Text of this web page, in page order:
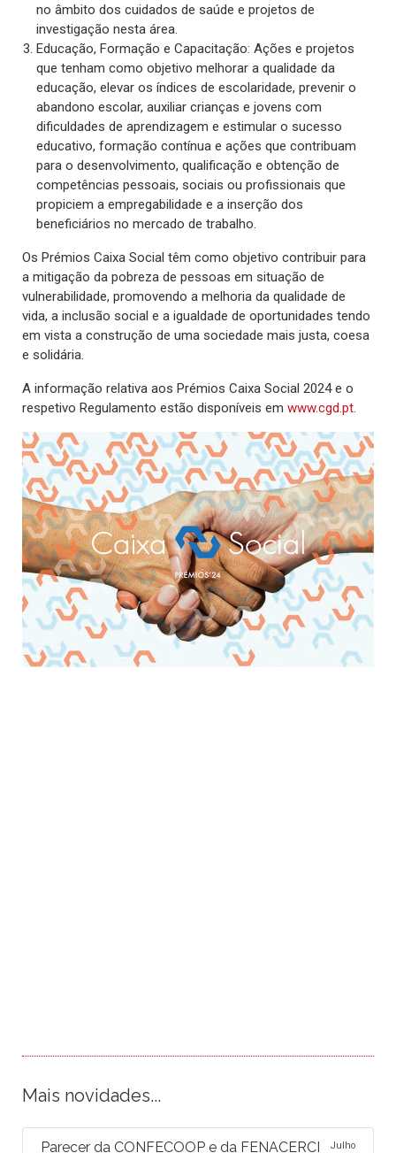
no âmbito dos cuidados de saúde e projetos de
investigação nesta área.
Educação, Formação e Capacitação: Ações e projetos
que tenham como objetivo melhorar a qualidade da
educação, elevar os índices de escolaridade, prevenir o
abandono escolar, auxiliar crianças e jovens com
dificuldades de aprendizagem e estimular o sucesso
educativo, formação contínua e ações que contribuam
para o desenvolvimento, qualificação e obtenção de
competências pessoais, sociais ou profissionais que
propiciem a empregabilidade e a inserção dos
beneficiários no mercado de trabalho.
Os Prémios Caixa Social têm como objetivo contribuir para
a mitigação da pobreza de pessoas em situação de
vulnerabilidade, promovendo a melhoria da qualidade de
vida, a inclusão social e a igualdade de oportunidades tendo
em vista a construção de uma sociedade mais justa, coesa
e solidária.
A informação relativa aos Prémios Caixa Social 2024 e o
respetivo Regulamento estão disponíveis em www.cgd.pt.
Mais novidades...
Parecer da CONFECOOP e da FENACERCI Julho